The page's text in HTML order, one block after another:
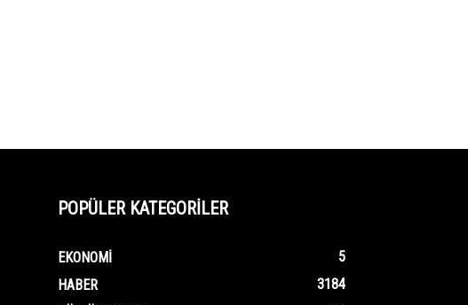
POPÜLER KATEGORİLER
EKONOMI
5
HABER
3184